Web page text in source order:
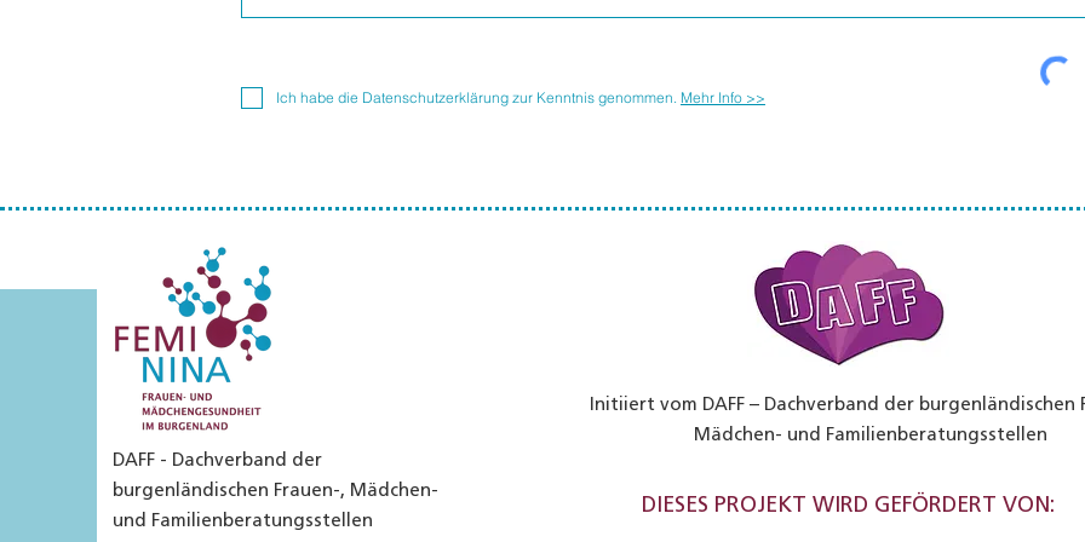
Ich habe die Datenschutzerklärung zur Kenntnis genommen. Mehr Info >>
DAFF - Dachverband der
burgenländischen Frauen-, Mädchen-
und Familienberatungsstellen
Initiiert vom DAFF – Dachverband der burgenländischen
Mädchen- und Familienberatungsstellen
DIESES PROJEKT WIRD GEFÖRDERT VON: